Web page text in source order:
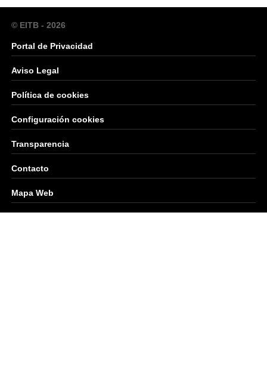
© EITB - 2026
Portal de Privacidad
Aviso Legal
Política de cookies
Configuración cookies
Transparencia
Contacto
Mapa Web